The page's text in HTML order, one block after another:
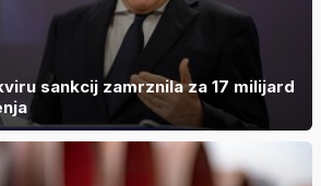
sankcij zamrznila za 17 milijard